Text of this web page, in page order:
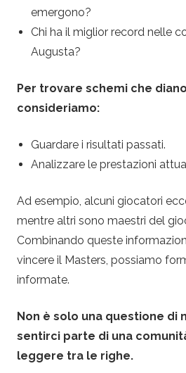
emergono?
Chi ha il miglior record nelle
Augusta?
Per trovare schemi che
consideriamo:
Guardare i risultati passati.
Analizzare le prestazioni
Ad esempio, alcuni giocatori
mentre altri sono maestri del
Combinando queste
vincere il Masters, possiamo
informate.
Non è solo una questione di
sentirci parte di una
leggere tra le righe.